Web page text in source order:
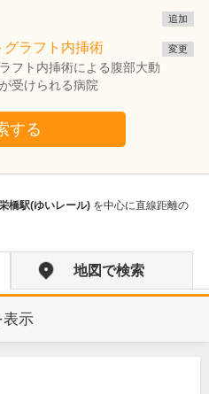
追加
グラフト内挿術
フト内挿術による腹部大動
受けられる病院
変更
する
橋駅(ゆいレール) を中心に直線距離の
地図で検索
表示